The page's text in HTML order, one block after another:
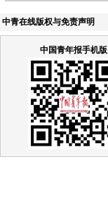
中青在线版权与免责声明
中国青年报手机版